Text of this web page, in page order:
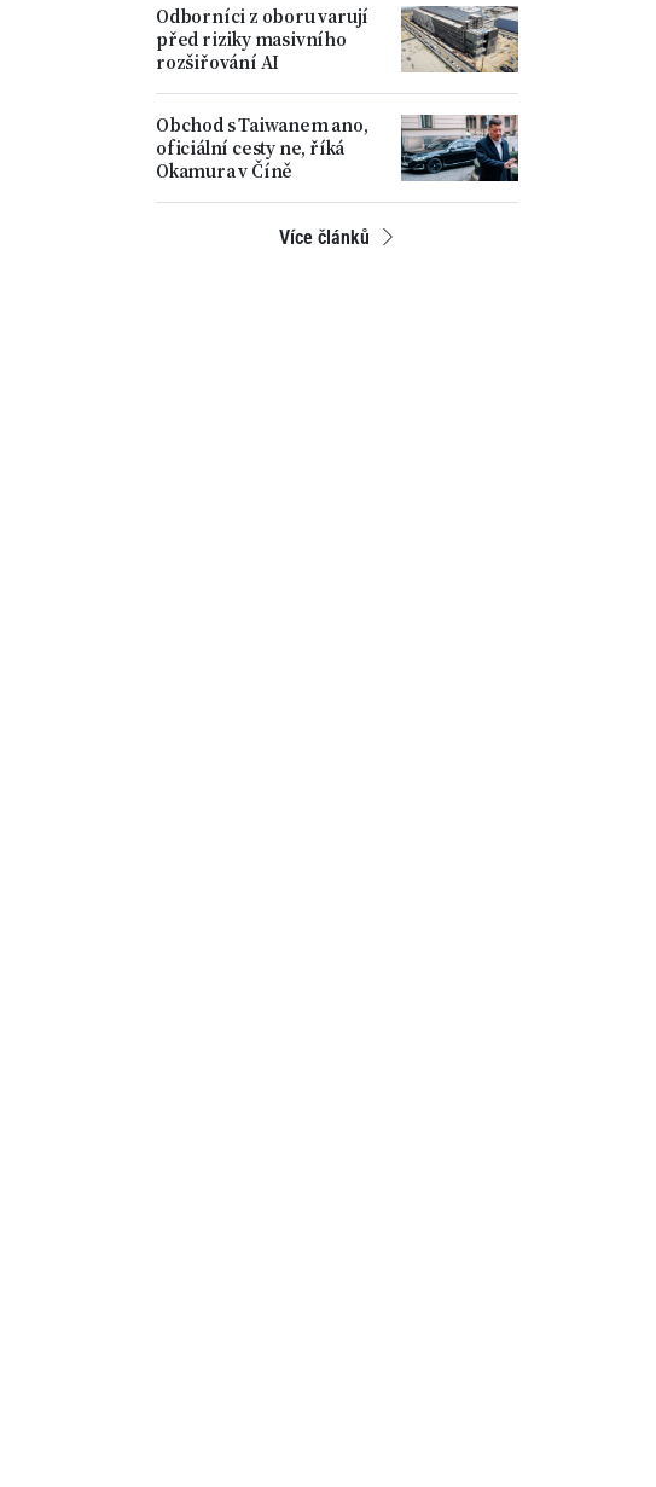
Odborníci z oboru varují
před riziky masivního
rozšiřování AI
Obchod s Taiwanem ano,
oficiální cesty ne, říká
Okamura v Číně
Více článků